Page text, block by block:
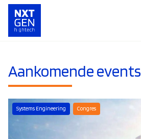
Aankomende events
Systems Engineering Congres